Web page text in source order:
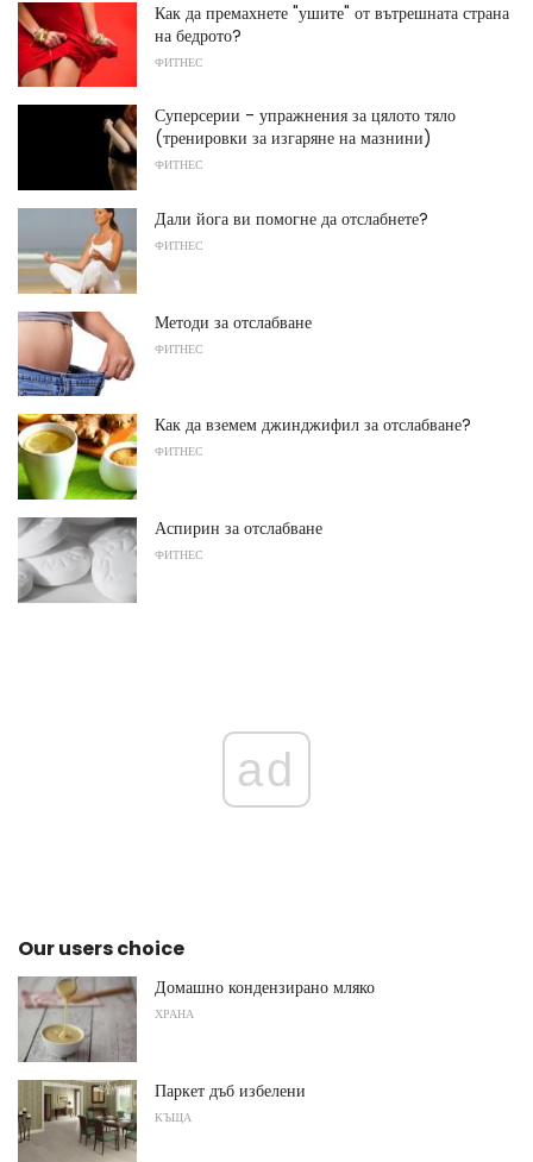
Как да премахнете "ушите" от вътрешната страна
на бедрото?
ФИТНЕС
Суперсерии - упражнения за цялото тяло
(тренировки за изгаряне на мазнини)
ФИТНЕС
Дали йога ви помогне да отслабнете?
ФИТНЕС
Методи за отслабване
ФИТНЕС
Как да вземем джинджифил за отслабване?
ФИТНЕС
Аспирин за отслабване
ФИТНЕС
ad
Our users choice
Домашно кондензирано мляко
ХРАНА
Паркет дъб избелени
КЪЩА